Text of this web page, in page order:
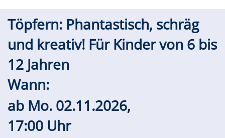
Töpfern: Phantastisch, schräg
und kreativ! Für Kinder von 6 bis
12 Jahren
Wann:
ab Mo. 02.11.2026,
17:00 Uhr